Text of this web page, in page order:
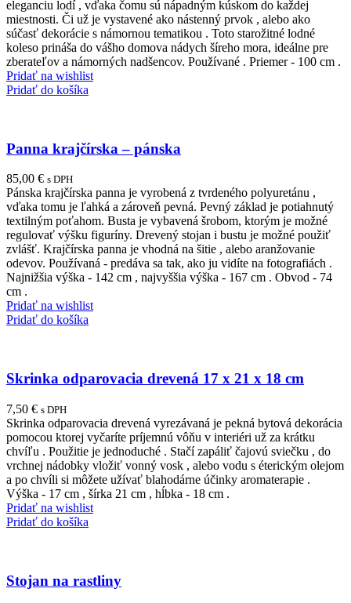
eleganciu lodí , vďaka čomu sú nápadným kúskom do každej
miestnosti. Či už je vystavené ako nástenný prvok , alebo ako
súčasť dekorácie s námornou tematikou . Toto starožitné lodné
koleso prináša do vášho domova nádych šíreho mora, ideálne pre
zberateľov a námorných nadšencov. Používané . Priemer - 100 cm .
Pridať na wishlist
Pridať do košíka
Panna krajčírska – pánska
85,00 € s DPH
Pánska krajčírska panna je vyrobená z tvrdeného polyuretánu ,
vďaka tomu je ľahká a zároveň pevná. Pevný základ je potiahnutý
textilným poťahom. Busta je vybavená šrobom, ktorým je možné
regulovať výšku figuríny. Drevený stojan i bustu je možné použiť
zvlášť. Krajčírska panna je vhodná na šitie , alebo aranžovanie
odevov. Používaná - predáva sa tak, ako ju vidíte na fotografiách .
Najnižšia výška - 142 cm , najvyššia výška - 167 cm . Obvod - 74
cm .
Pridať na wishlist
Pridať do košíka
Skrinka odparovacia drevená 17 x 21 x 18 cm
7,50 € s DPH
Skrinka odparovacia drevená vyrezávaná je pekná bytová dekorácia
pomocou ktorej vyčaríte príjemnú vôňu v interiéri už za krátku
chvíľu . Použitie je jednoduché . Stačí zapáliť čajovú sviečku , do
vrchnej nádobky vložiť vonný vosk , alebo vodu s éterickým olejom
a po chvíli si môžete užívať blahodárne účinky aromaterapie .
Výška - 17 cm , šírka 21 cm , hĺbka - 18 cm .
Pridať na wishlist
Pridať do košíka
Stojan na rastliny